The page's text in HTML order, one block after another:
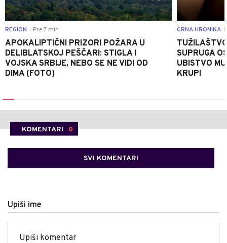
REGION Pre 7 min
APOKALIPTIČNI PRIZORI POŽARA U
DELIBLATSKOJ PEŠČARI: STIGLA I
VOJSKA SRBIJE, NEBO SE NE VIDI OD
DIMA (FOTO)
CRNA HRONIKA
SUPRUGA
UBISTVO
KRUPI
KOMENTARI 0
SVI KOMENTARI
Upiši ime